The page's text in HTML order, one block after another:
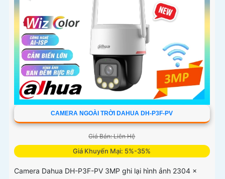
CAMERA NGOÀI TRỜI DAHUA DH-P3F-PV
Giá Bán: Liên Hệ
Giá Khuyến Mại: 5%-35%
Camera Dahua DH-P3F-PV 3MP ghi lại hình ảnh 2304 ×